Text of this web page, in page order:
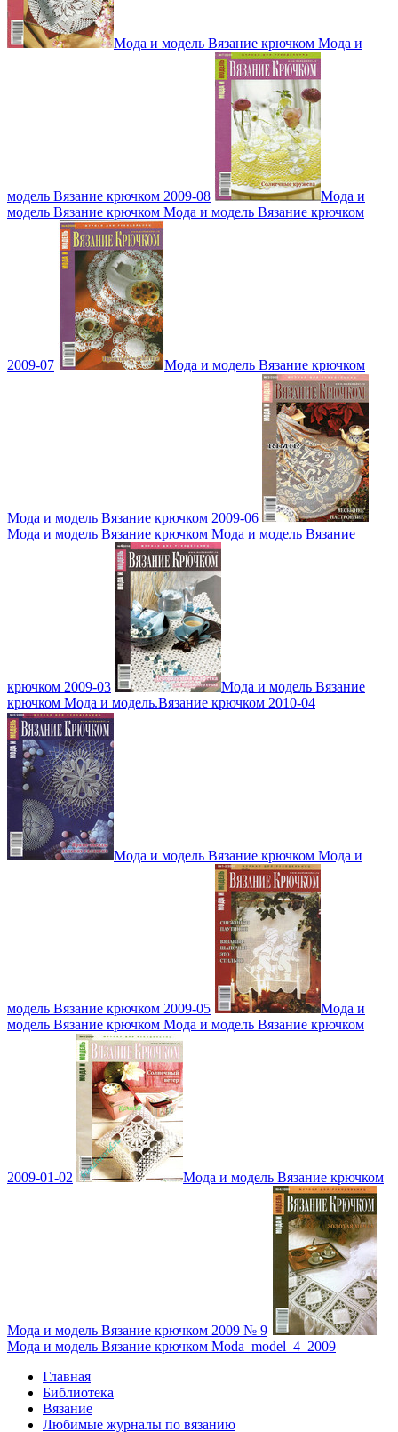
Мода и модель Вязание крючком Мода и
модель Вязание крючком 2009-08
Мода и
модель Вязание крючком Мода и модель Вязание крючком
2009-07 Мода и модель Вязание крючком
Мода и модель Вязание крючком 2009-06
Мода и модель Вязание крючком Мода и модель Вязание
крючком 2009-03
Мода и модель Вязание
крючком Мода и модель.Вязание крючком 2010-04
Мода и модель Вязание крючком Мода и
модель Вязание крючком 2009-05
Мода и
модель Вязание крючком Мода и модель Вязание крючком
2009-01-02 Мода и модель Вязание крючком
Мода и модель Вязание крючком 2009 № 9
Мода и модель Вязание крючком Moda_model_4_2009
Главная
Библиотека
Вязание
Любимые журналы по вязанию